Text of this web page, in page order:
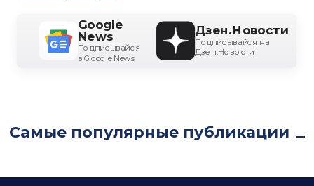
Google
News
Подписывайся
в Google News
Дзен.Новости
Подписывайся на
Дзен.Новости
Самые популярные публикации